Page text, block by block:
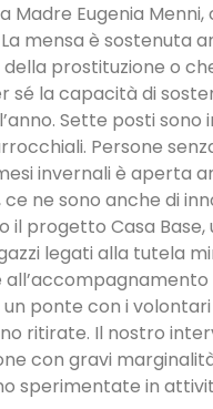
Madre Eugenia
mensa è sostenuta
prostituzione o
sé la capacità di
Sette posti
Persone
invernali è aperta
ne sono anche di
progetto Casa
legati alla tutela
ponte con i
ritirate. Il nostro
con gravi
sperimentate in